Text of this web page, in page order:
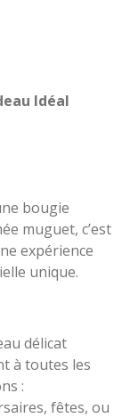
Idéal
bougie
muguet, c’est
expérience
unique.
délicat
à toutes les
:
fêtes, ou